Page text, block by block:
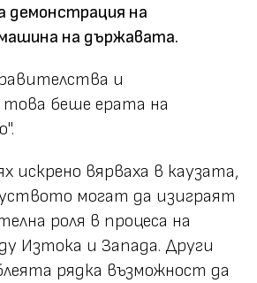
демонстрация на
на държавата.
и
беше ерата на
искрено вярваха в каузата,
могат да изиграят
роля в процеса на
Изтока и Запада. Други
рядка възможност да